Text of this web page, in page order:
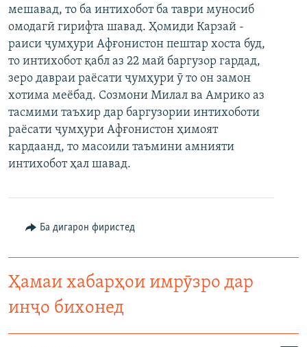
ПАЙГИРӢ КУНЕД
Ҳамаи сомонаҳои RFE/RL
мешавад, то ба интихобот ба таври муносиб
омодагӣ гирифта шавад. Ҳомиди Карзай -
раиси ҷумҳури Афғонистон пештар хоста буд,
то интихобот қабл аз 22 май баргузор гардад,
зеро давраи раёсати ҷумҳури ӯ то он замон
хотима меёбад. Созмони Милал ва Амрико аз
тасмими таъхир дар баргузории интихоботи
раёсати ҷумҳури Афғонистон ҳимоят
кардаанд, то масоили таъмини амнияти
интихобот ҳал шавад.
Ба дигарон фиристед
Ҳамаи хабарҳои имрӯзро дар
инҷо бихонед